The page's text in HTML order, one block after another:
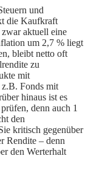
und
die Kaufkraft
aktuell eine
um 2,7 % liegt
bleibt netto oft
zu
mit
z.B. Fonds mit
hinaus ist es
denn auch 1
den
kritisch gegenüber
Rendite – denn
den Werterhalt